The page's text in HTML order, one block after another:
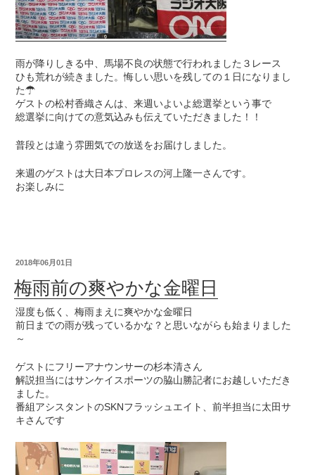
雨が降りしきる中、馬場不良の状態で行われました３レース
ひも荒れが続きました。悔しい思いを残しての１日になりまし
た☂
ゲストの松村香織さんは、来週いよいよ総選挙という事で
総選挙に向けての意気込みも伝えていただきました！！
普段とは違う雰囲気での放送をお届けしました。
来週のゲストは大日本プロレスの河上隆一さんです。
お楽しみに
2018年06月01日
梅雨前の爽やかな金曜日
湿度も低く、梅雨まえに爽やかな金曜日
前日までの雨が残っているかな？と思いながらも始まりました
～
ゲストにフリーアナウンサーの杉本清さん
解説担当にはサンケイスポーツの脇山勝記者にお越しいただき
ました。
番組アシスタントのSKNフラッシュエイト、前半担当に太田サ
キさんです